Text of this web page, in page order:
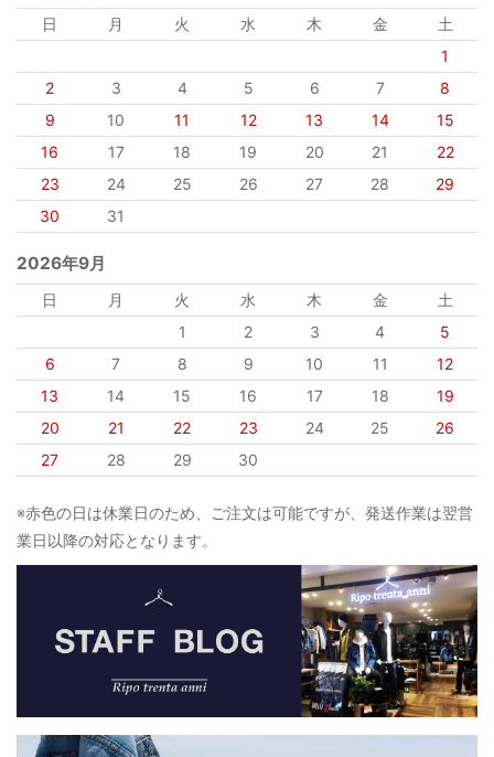
日 月 火 水 木 金
土
1
2
3 4 5 6 7
8
9
10 11 12 13 14
15
16
17 18 19 20 21
22
23
24 25 26 27 28
29
30
31
2026年9月
日 月 火 水 木 金
土
1
2 3 4
5
6
7 8 9 10 11
12
13
14 15 16 17 18
19
20
21 22 23 24 25
26
27
28 29 30
※赤色の日は休業日のため、ご注文は可能ですが、発送作業は翌営
業日以降の対応となります。